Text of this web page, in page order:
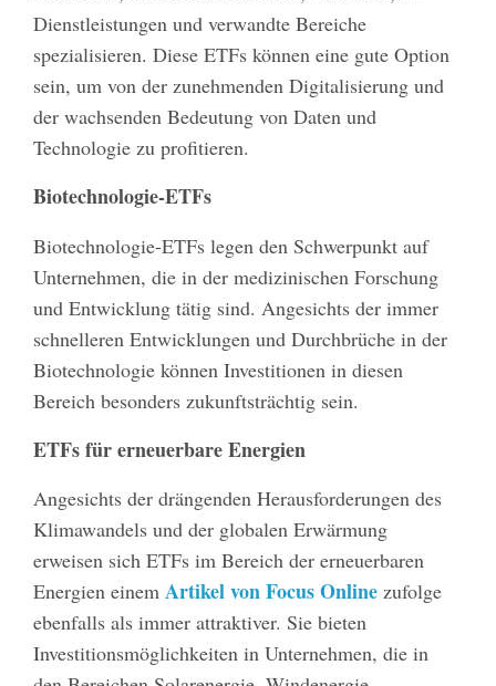
Dienstleistungen und verwandte Bereiche
spezialisieren. Diese ETFs können eine gute Option
sein, um von der zunehmenden Digitalisierung und
der wachsenden Bedeutung von Daten und
Technologie zu profitieren.
Biotechnologie-ETFs
Biotechnologie-ETFs legen den Schwerpunkt auf
Unternehmen, die in der medizinischen Forschung
und Entwicklung tätig sind. Angesichts der immer
schnelleren Entwicklungen und Durchbrüche in der
Biotechnologie können Investitionen in diesen
Bereich besonders zukunftsträchtig sein.
ETFs für erneuerbare Energien
Angesichts der drängenden Herausforderungen des
Klimawandels und der globalen Erwärmung
erweisen sich ETFs im Bereich der erneuerbaren
Energien einemArtikel von Focus Online zufolge
ebenfalls als immer attraktiver. Sie bieten
Investitionsmöglichkeiten in Unternehmen, die in